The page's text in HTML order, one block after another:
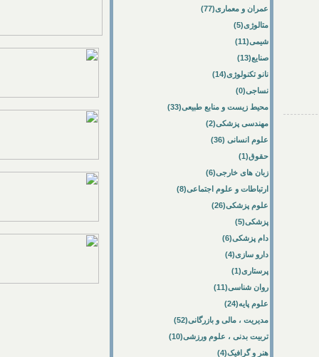
عمران و معماری(77)
متالوژی(5)
شیمی(11)
صنایع(13)
نانو تکنولوژی(14)
نساجی(0)
محیط زیست و منابع طبیعی(33)
مهندسی پزشکی(2)
علوم انسانی (36)
حقوق(1)
زبان های خارجی(6)
ارتباطات و علوم اجتماعی(8)
علوم پزشکی(26)
پزشکی(5)
دام پزشکی(6)
دارو سازی(4)
پرستاری(1)
روان شناسی(11)
علوم پایه(24)
مدیریت ، مالی و بازرگانی(52)
تربیت بدنی ، علوم ورزشی(10)
هنر و گرافیک(4)